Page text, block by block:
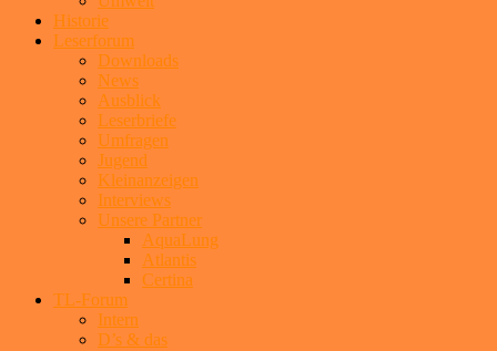
Historie
Leserforum
Downloads
News
Ausblick
Leserbriefe
Umfragen
Jugend
Kleinanzeigen
Interviews
Unsere Partner
AquaLung
Atlantis
Certina
TL-Forum
Intern
D’s & das